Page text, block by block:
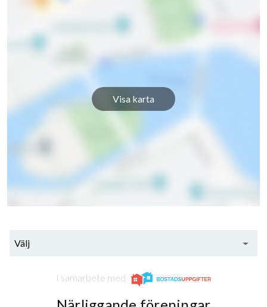
Visa karta
Välj
I samarbete med